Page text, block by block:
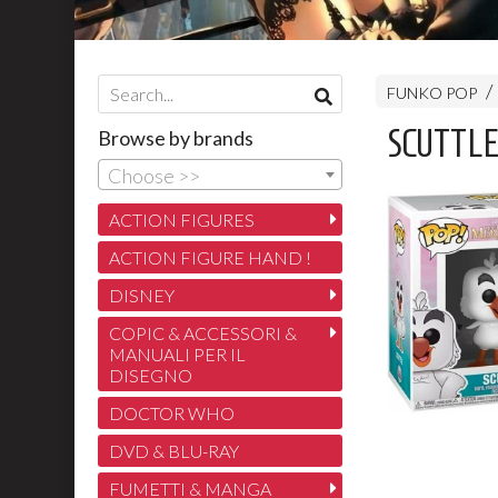
FUNKO POP
Browse by brands
Choose >>
ACTION FIGURES
ACTION FIGURE HAND !
DISNEY
COPIC & ACCESSORI &
MANUALI PER IL
DISEGNO
DOCTOR WHO
DVD & BLU-RAY
FUMETTI & MANGA